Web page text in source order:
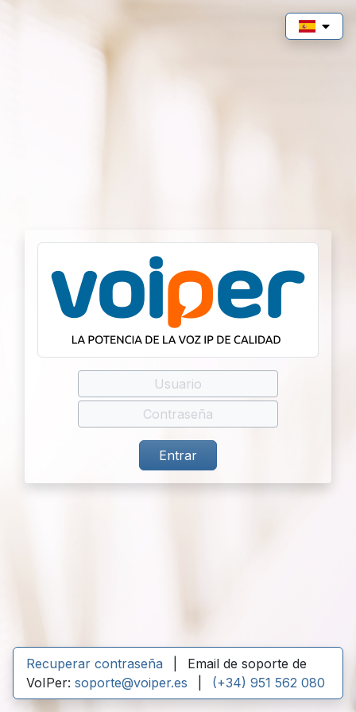
Recuperar contraseña
Email de soporte de
VoIPer: soporte@voiper.es (+34) 951 562 080